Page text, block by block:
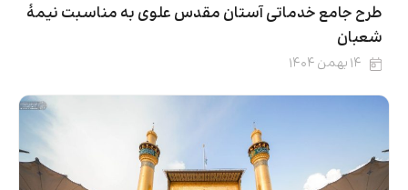
طرح جامع خدماتی آستان مقدس علوی به مناسبت نیمۀ
شعبان
۱۴ بهمن ۱۴۰۴